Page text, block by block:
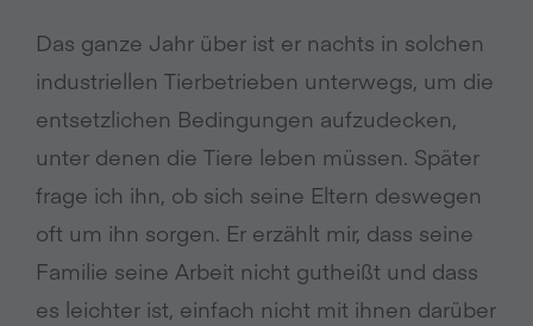
Das ganze Jahr über ist er nachts in solchen
industriellen Tierbetrieben unterwegs, um die
entsetzlichen Bedingungen aufzudecken,
unter denen die Tiere leben müssen. Später
frage ich ihn, ob sich seine Eltern deswegen
oft um ihn sorgen. Er erzählt mir, dass seine
Familie seine Arbeit nicht gutheißt und dass
es leichter ist, einfach nicht mit ihnen darüber